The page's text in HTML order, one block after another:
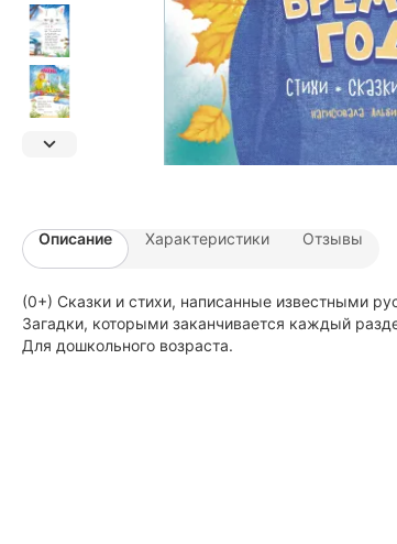
Описание Характеристики Отзывы
(0+) Сказки и стихи, написанные известными
Загадки, которыми заканчивается каждый
Для дошкольного возраста.